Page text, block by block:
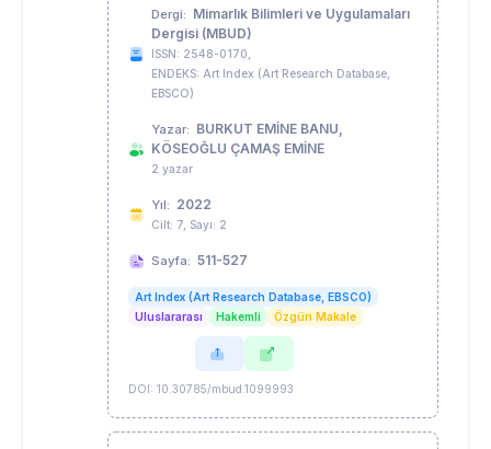
Dergi: Mimarlık Bilimleri ve Uygulamaları
Dergisi (MBUD)
ISSN: 2548-0170,
ENDEKS: Art Index (Art Research Database,
EBSCO)
Yazar: BURKUT EMİNE BANU,
KÖSEOĞLU ÇAMAŞ EMİNE
2 yazar
Yıl: 2022
Cilt: 7, Sayı: 2
Sayfa: 511-527
Art Index (Art Research Database, EBSCO)
Uluslararası
Hakemli Özgün Makale
DOI: 10.30785/mbud.1099993